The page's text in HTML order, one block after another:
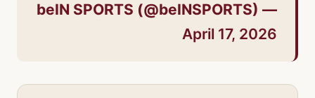
— beIN SPORTS (@beINSPORTS)
April 17, 2026